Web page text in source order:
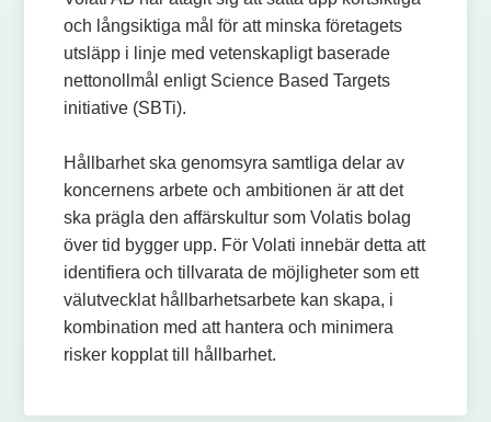
och långsiktiga mål för att minska företagets
utsläpp i linje med vetenskapligt baserade
nettonollmål enligt Science Based Targets
initiative (SBTi).
Hållbarhet ska genomsyra samtliga delar av
koncernens arbete och ambitionen är att det
ska prägla den affärskultur som Volatis bolag
över tid bygger upp. För Volati innebär detta att
identifiera och tillvarata de möjligheter som ett
välutvecklat hållbarhetsarbete kan skapa, i
kombination med att hantera och minimera
risker kopplat till hållbarhet.